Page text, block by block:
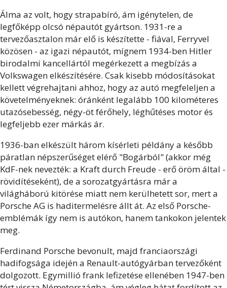
Álma az volt, hogy strapabíró, ám igénytelen, de
legfőképp olcsó népautót gyártson. 1931-re a
tervezőasztalon már elő is készítette - fiával, Ferryvel
közösen - az igazi népautót, mígnem 1934-ben Hitler
birodalmi kancellártól megérkezett a megbízás a
Volkswagen elkészítésére. Csak kisebb módosításokat
kellett végrehajtani ahhoz, hogy az autó megfeleljen a
követelményeknek: óránként legalább 100 kilométeres
utazósebesség, négy-öt férőhely, léghűtéses motor és
legfeljebb ezer márkás ár.
1936-ban elkészült három kísérleti példány a később
páratlan népszerűséget elérő "Bogárból" (akkor még
KdF-nek nevezték: a Kraft durch Freude - erő öröm által -
rövidítéseként), de a sorozatgyártásra már a
világháború kitörése miatt nem kerülhetett sor, mert a
Porsche AG is haditermelésre állt át. Az első Porsche-
emblémák így nem is autókon, hanem tankokon jelentek
meg.
Ferdinand Porsche bevonult, majd franciaországi
hadifogsága idején a Renault-autógyárban tervezőként
dolgozott. Egymillió frank lefizetése ellenében 1947-ben